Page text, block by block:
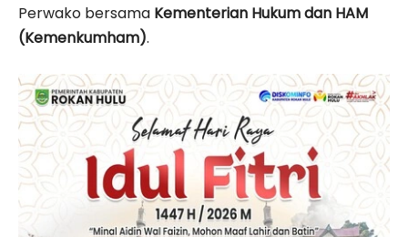
Perwako bersama Kementerian Hukum dan HAM
(Kemenkumham).